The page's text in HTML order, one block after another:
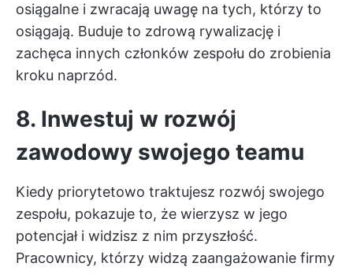
osiągalne i zwracają uwagę na tych, którzy to
osiągają. Buduje to zdrową rywalizację i
zachęca innych członków zespołu do zrobienia
kroku naprzód.
8. Inwestuj w rozwój
zawodowy swojego teamu
Kiedy priorytetowo traktujesz rozwój swojego
zespołu, pokazuje to, że wierzysz w jego
potencjał i widzisz z nim przyszłość.
Pracownicy, którzy widzą zaangażowanie firmy